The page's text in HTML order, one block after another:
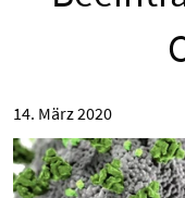
14. März 2020